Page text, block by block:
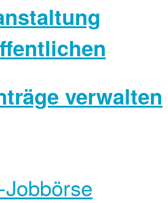
verwalten
Jobbörse